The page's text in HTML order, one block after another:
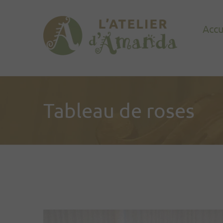
Tableau de roses